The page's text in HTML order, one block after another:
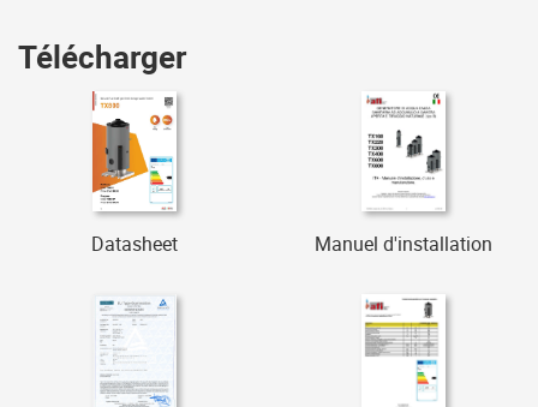
Télécharger
Datasheet Manuel d'installation